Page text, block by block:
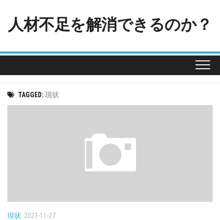
content
人材不足を解消できるのか？
TAGGED: 現状
現状 2023-11-27